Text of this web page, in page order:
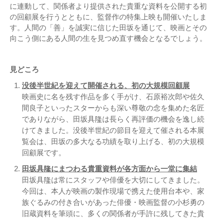
に連動して、関係者より提供された貴重な資料を公開する初
の回顧展を行うとともに、監督作の特集上映も開催いたしま
す。人間の「善」を誠実に信じた田坂を通じて、映画とその
向こう側にある人間の生を見つめ直す機会となるでしょう。
見どころ
没後半世紀を迎えて開催される、初の大規模回顧展
映画史に名を残す作品を多く手がけ、石原裕次郎や佐久
間良子といったスターからも深い尊敬の念を集めた名匠
でありながら、田坂具隆は長らく再評価の機会を逸し続
けてきました。没後半世紀の節目を迎えて催される本展
覧会は、田坂の多大なる功績を取り上げる、初の大規模
回顧展です。
田坂具隆にまつわる貴重資料が各方面から一堂に集結
田坂具隆は常にスタッフや俳優を大切にしてきました。
今回は、本人が映画の製作現場で携えた使用台本や、家
族ぐるみの付き合いがあった俳優・映画監督の小杉勇の
旧蔵資料を筆頭に、多くの関係者が手許に残してきた貴